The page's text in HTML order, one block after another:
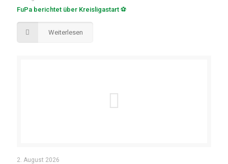
FuPa berichtet über Kreisligastart ⚽
Weiterlesen
2. August 2026